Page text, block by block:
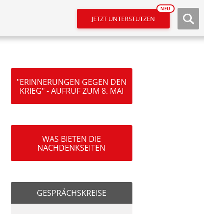
JETZT UNTERSTÜTZEN
NEU
"ERINNERUNGEN GEGEN DEN
KRIEG" - AUFRUF ZUM 8. MAI
WAS BIETEN DIE
NACHDENKSEITEN
GESPRÄCHSKREISE